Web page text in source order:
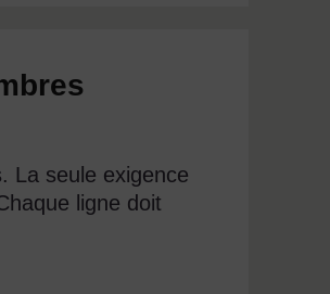
La seule exigence
ligne doit